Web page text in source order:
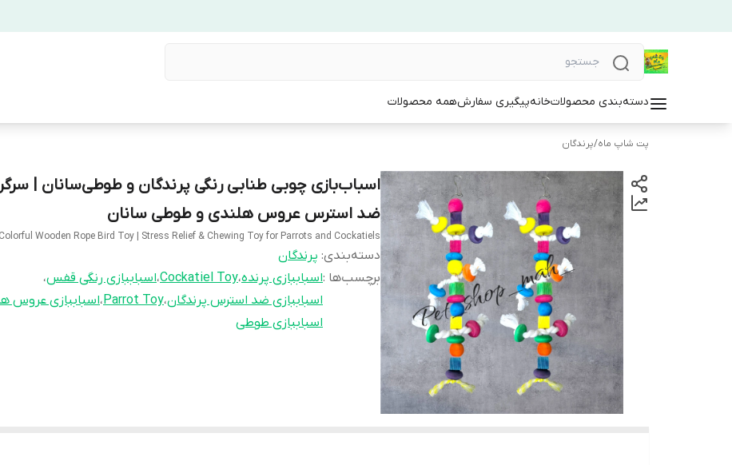
دسته‌بندی محصولاتخانهپیگیری سفارشهمه محصولات
پت شاپ ماه/پرندگان
اسباب‌بازی چوبی طنابی رنگی پرندگان و طوطی‌سانان |
ضد استرس عروس هلندی و طوطی سانان
Colorful Wooden Rope Bird Toy | Stress Relief & Chewing Toy for Parrots and Cockatiels
دسته‌بندی: پرندگان
برچسب‌ها :اسباببازی پرنده،Cockatiel Toy،اسباببازی رنگی قفس،
اسباببازی ضد استرس پرندگان،Parrot Toy،اسباببازی عروس
اسباببازی طوطی